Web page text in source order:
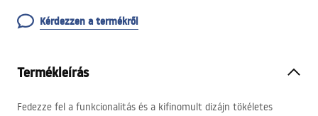
Kérdezzen a termékről
Termékleírás
Fedezze fel a funkcionalitás és a kifinomult dizájn tökéletes